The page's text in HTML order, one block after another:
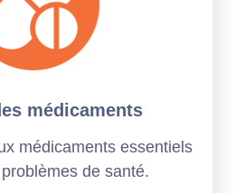
médicaments
médicaments essentiels
de santé.